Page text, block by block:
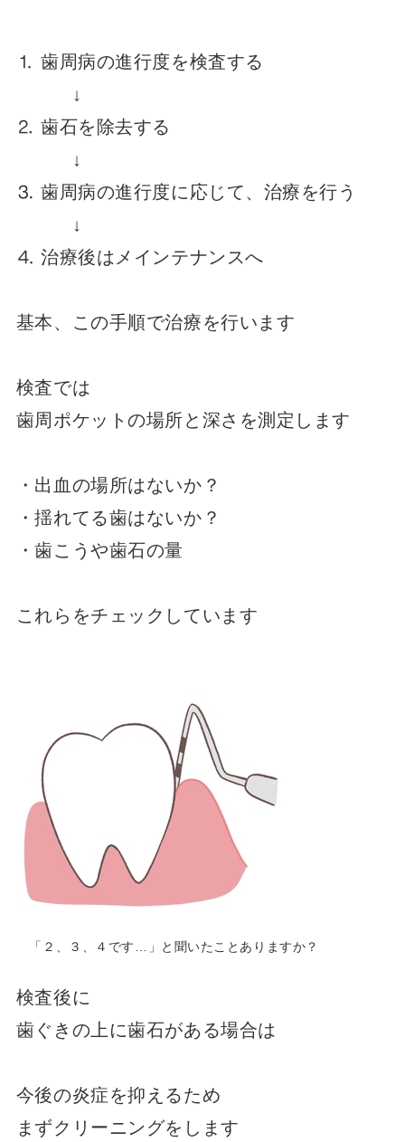
⒈ 歯周病の進行度を検査する
↓
⒉ 歯石を除去する
↓
⒊ 歯周病の進行度に応じて、治療を行う
↓
⒋ 治療後はメインテナンスへ
基本、この手順で治療を行います
検査では
歯周ポケットの場所と深さを測定します
・出血の場所はないか？
・揺れてる歯はないか？
・歯こうや歯石の量
これらをチェックしています
「２、３、４です…」と聞いたことありますか？
検査後に
歯ぐきの上に歯石がある場合は
今後の炎症を抑えるため
まずクリーニングをします